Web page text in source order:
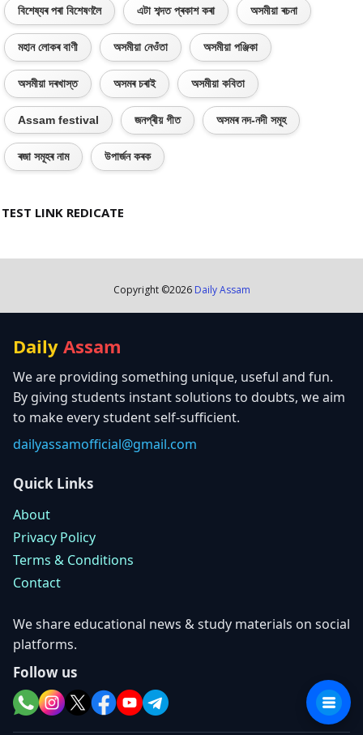
বিশেষ্যৰ পৰা বিশেষণলৈ এটা শব্দত প্ৰকাশ কৰা অসমীয়া ৰচনা
মহান লোকৰ বাণী অসমীয়া নেওঁতা অসমীয়া পঞ্জিকা
অসমীয়া দৰখাস্ত অসমৰ চৰাই অসমীয়া কবিতা
Assam festival জনপ্ৰীয় গীত অসমৰ নদ-নদী সমূহ
ৰজা সমূহৰ নাম উপাৰ্জন কৰক
TEST LINK REDICATE
Copyright ©2026 Daily Assam
Daily Assam
We are providing something unique, useful and fun.
By giving students instant solutions to doubts, we aim
to make every student self-sufficient.
dailyassamofficial@gmail.com
Quick Links
About
Privacy Policy
Terms & Conditions
Contact
We share educational news & study materials on social
platforms.
Follow us